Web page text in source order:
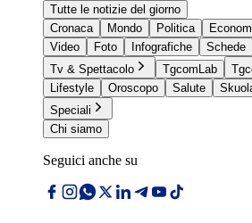
Tutte le notizie del giorno
Cronaca
Mondo Politica
Video
Foto Infografiche
Schede
Tv & Spettacolo
TgcomLab
Lifestyle
Oroscopo Salute
Speciali
Chi siamo
Seguici anche su